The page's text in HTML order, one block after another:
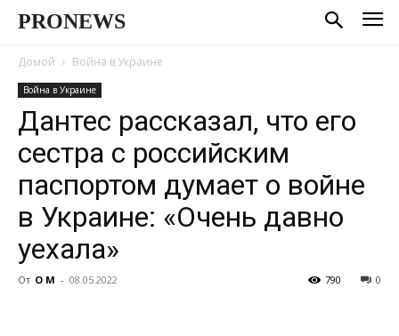
PRONEWS
Домой Война в Украине
Война в Украине
Дантес рассказал, что его
сестра с российским
паспортом думает о войне
в Украине: «Очень давно
уехала»
От О М - 08.05.2022 0
790